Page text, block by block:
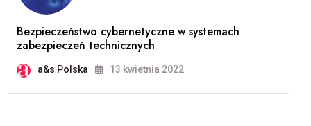
Bezpieczeństwo cybernetyczne w systemach
zabezpieczeń technicznych
a&s Polska 13 kwietnia 2022